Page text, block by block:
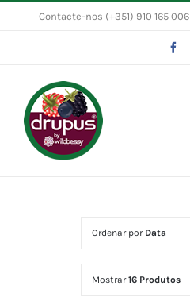
Contacte-nos (+351) 910 165 006
Ordenar por Data
Mostrar16 Produtos